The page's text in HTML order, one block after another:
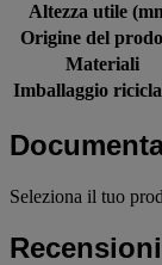
Altezza utile
Origine del
Materiali
Imballaggio
Seleziona il tuo